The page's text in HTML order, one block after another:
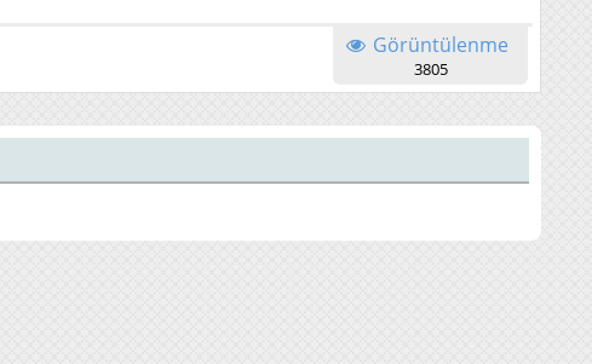
Görüntülenme
3805